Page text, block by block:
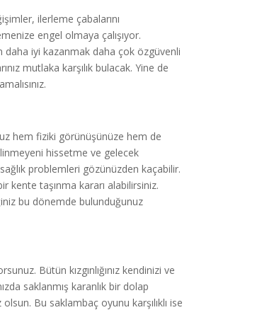
ilerleme çabalarını
engel olmaya çalışıyor.
daha iyi kazanmak daha çok özgüvenli
mutlaka karşılık bulacak. Yine de
hem fiziki görünüşünüze hem de
hissetme ve gelecek
problemleri gözünüzden kaçabilir.
kente taşınma kararı alabilirsiniz.
bu dönemde bulunduğunuz
Bütün kızgınlığınız kendinizi ve
saklanmış karanlık bir dolap
Bu saklambaç oyunu karşılıklı ise